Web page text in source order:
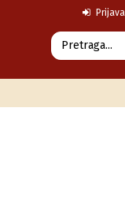
Prijava